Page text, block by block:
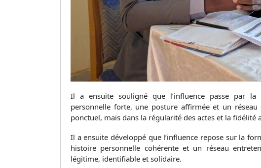
Il a ensuite souligné que l’influence passe par
personnelle forte, une posture affirmée et un réseau
ponctuel, mais dans la régularité des actes et la fidélité
Il a ensuite développé que l’influence repose sur la
histoire personnelle cohérente et un réseau
légitime, identifiable et solidaire.